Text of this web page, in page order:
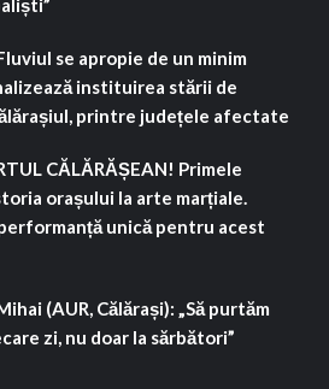
se apropie de un minim
instituirea stării de
printre județele afectate
CĂLĂRĂȘEAN! Primele
orașului la arte marțiale.
unică pentru acest
(AUR, Călărași): „Să purtăm
zi, nu doar la sărbători”